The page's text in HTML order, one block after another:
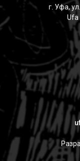
г. Уфа,
Ufa